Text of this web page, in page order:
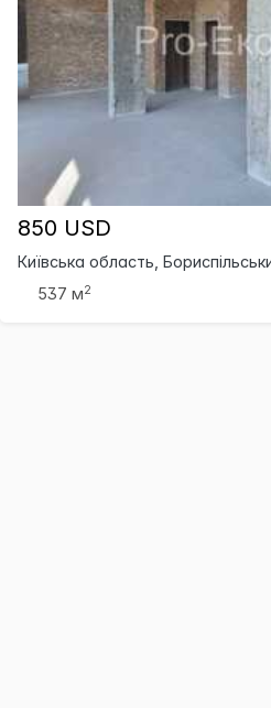
850 USD
Київська область,
537 м2